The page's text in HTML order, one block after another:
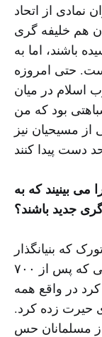
از اتحاد
هم خلیفه گری
باشند، اما به
حتی امروزه
اسلام در میان
بود که من
مسیحیان نیز
می بینیند که به
جدید باشند؟
که بنیانگذار
ترکیه نوین در سال ۱۹۲۳ است، زمانی که پس از ۷۰۰
در واقع همه
حیرت زده کرد.
برخی از مسلمانان حس